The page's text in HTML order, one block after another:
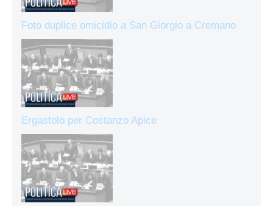
Foto duplice omicidio a San Giorgio a Cremano
Ergastolo per Costanzo Apice